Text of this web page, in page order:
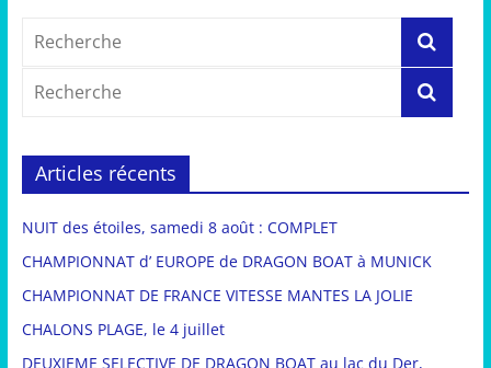
Articles récents
NUIT des étoiles, samedi 8 août : COMPLET
CHAMPIONNAT d’ EUROPE de DRAGON BOAT à MUNICK
CHAMPIONNAT DE FRANCE VITESSE MANTES LA JOLIE
CHALONS PLAGE, le 4 juillet
DEUXIEME SELECTIVE DE DRAGON BOAT au lac du Der,